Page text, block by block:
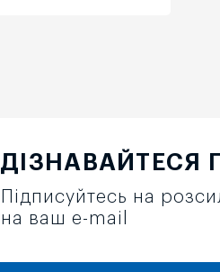
ДІЗНАВАЙТЕСЯ
Підписуйтесь на
на ваш e-mail